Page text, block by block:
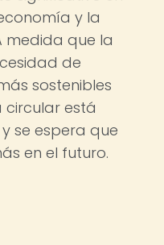
y la
medida que la
de
sostenibles
está
se espera que
en el futuro.